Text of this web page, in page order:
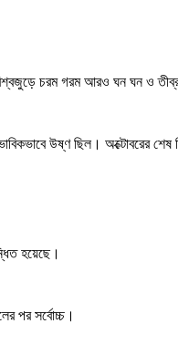
বিশ্বজুড়ে চরম গরম আরও ঘন ঘন ও
উষ্ণ ছিল। অক্টোবরের শেষ
হয়েছে।
পর সর্বোচ্চ।